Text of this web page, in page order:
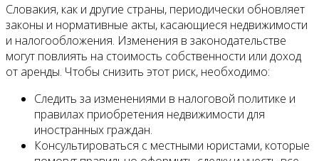
Словакия, как и другие страны, периодически обновляет
законы и нормативные акты, касающиеся недвижимости
и налогообложения. Изменения в законодательстве
могут повлиять на стоимость собственности или доход
от аренды. Чтобы снизить этот риск, необходимо:
Следить за изменениями в налоговой политике и
правилах приобретения недвижимости для
иностранных граждан.
Консультироваться с местными юристами, которые